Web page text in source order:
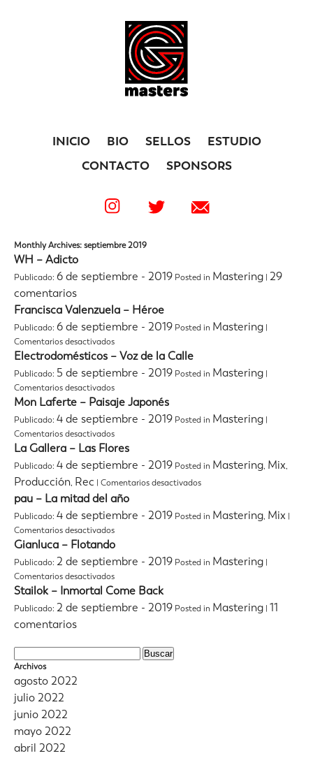
INICIO BIO SELLOS
ESTUDIO
CONTACTO
SPONSORS
Monthly Archives: septiembre 2019
WH – Adicto
Publicado: 6 de septiembre - 2019 Posted in Mastering | 29
comentarios
Francisca Valenzuela – Héroe
Publicado: 6 de septiembre - 2019 Posted in Mastering |
Comentarios desactivadosen
Francisca
Valenzuela
–
Héroe
Electrodomésticos – Voz de la Calle
Publicado: 5 de septiembre - 2019 Posted in Mastering |
Comentarios desactivadosen
Electrodomésticos
Voz
de
la
Calle
Mon Laferte – Paisaje Japonés
Publicado: 4 de septiembre - 2019 Posted in Mastering |
Comentarios desactivadosen
Mon
Laferte
–
Paisaje
Japonés
La Gallera – Las Flores
Publicado: 4 de septiembre - 2019 Posted in Mastering, Mix,
Producción, Rec | Comentarios desactivadosen
–
pau – La mitad del año
Publicado: 4 de septiembre - 2019 Posted in Mastering, Mix |
Comentarios desactivadosen
pau
La
mitad
del
año
Gianluca – Flotando
Publicado: 2 de septiembre - 2019 Posted in Mastering |
Comentarios desactivadosen
Gianluca
Flotando
Stailok – Inmortal Come Back
Publicado: 2 de septiembre - 2019 Posted in Mastering | 11
comentarios
Archivos
agosto 2022
julio 2022
junio 2022
mayo 2022
abril 2022